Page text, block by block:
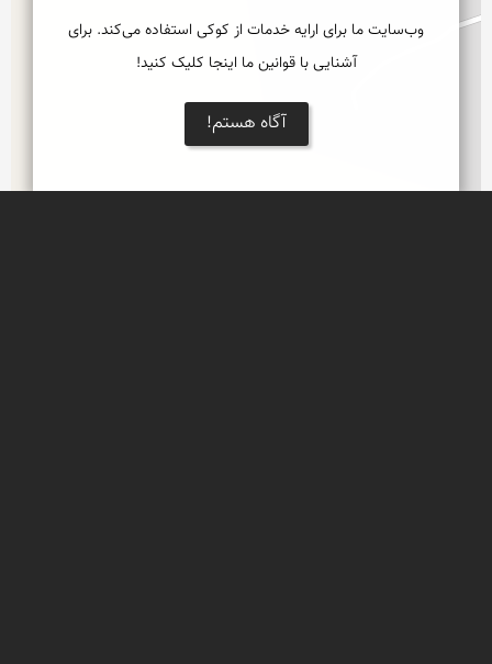
وب‌سایت ما برای ارایه خدمات از کوکی استفاده می‌کند. برای
آشنایی با قوانین ما اینجا کلیک کنید!
آگاه هستم!